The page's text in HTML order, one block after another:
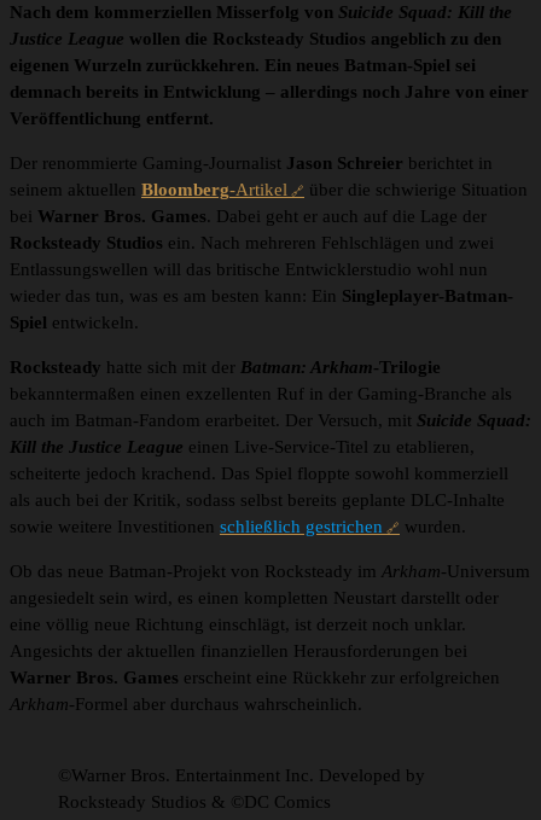
Nach dem kommerziellen Misserfolg von Suicide Squad: Kill the
Justice League wollen die Rocksteady Studios angeblich zu den
eigenen Wurzeln zurückkehren. Ein neues Batman-Spiel sei
demnach bereits in Entwicklung – allerdings noch Jahre von einer
Veröffentlichung entfernt.
Der renommierte Gaming-Journalist Jason Schreier berichtet in
seinem aktuellen Bloomberg-Artikel
über die schwierige Situation
bei Warner Bros. Games. Dabei geht er auch auf die Lage der
Rocksteady Studios ein. Nach mehreren Fehlschlägen und zwei
Entlassungswellen will das britische Entwicklerstudio wohl nun
wieder das tun, was es am besten kann: Ein Singleplayer-Batman-
Spiel entwickeln.
Rocksteady hatte sich mit der Batman: Arkham-Trilogie
bekanntermaßen einen exzellenten Ruf in der Gaming-Branche als
auch im Batman-Fandom erarbeitet. Der Versuch, mit Suicide Squad:
Kill the Justice League einen Live-Service-Titel zu etablieren,
scheiterte jedoch krachend. Das Spiel floppte sowohl kommerziell
als auch bei der Kritik, sodass selbst bereits geplante DLC-Inhalte
sowie weitere Investitionen schließlich gestrichen wurden.
Ob das neue Batman-Projekt von Rocksteady im Arkham-Universum
angesiedelt sein wird, es einen kompletten Neustart darstellt oder
eine völlig neue Richtung einschlägt, ist derzeit noch unklar.
Angesichts der aktuellen finanziellen Herausforderungen bei
Warner Bros. Games erscheint eine Rückkehr zur erfolgreichen
Arkham-Formel aber durchaus wahrscheinlich.
©Warner Bros. Entertainment Inc. Developed by
Rocksteady Studios & ©DC Comics